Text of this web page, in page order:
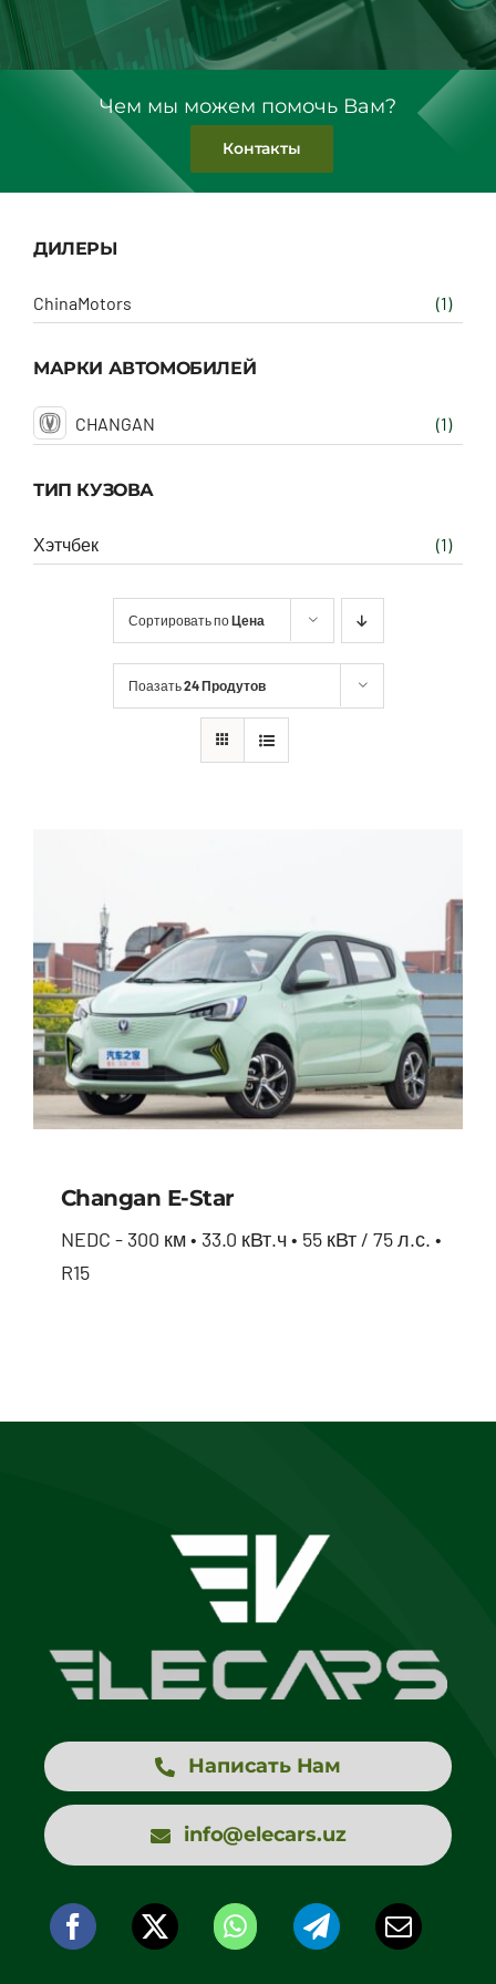
Чем мы можем помочь Вам?
Контакты
ДИЛЕРЫ
ChinaMotors (1)
МАРКИ АВТОМОБИЛЕЙ
CHANGAN (1)
ТИП КУЗОВА
Хэтчбек (1)
Сортировать поЦена
Поазать24 Продутов
Changan E-Star
NEDC - 300 км • 33.0 кВт.ч • 55 кВт / 75 л.с. •
R15
Написать Нам
info@elecars.uz